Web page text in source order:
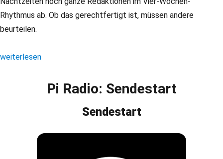
Rhythmus ab. Ob das gerechtfertigt ist, müssen andere
beurteilen.
„Pi Radio: Brief an Medienrat“
weiterlesen
Pi Radio: Sendestart
Sendestart